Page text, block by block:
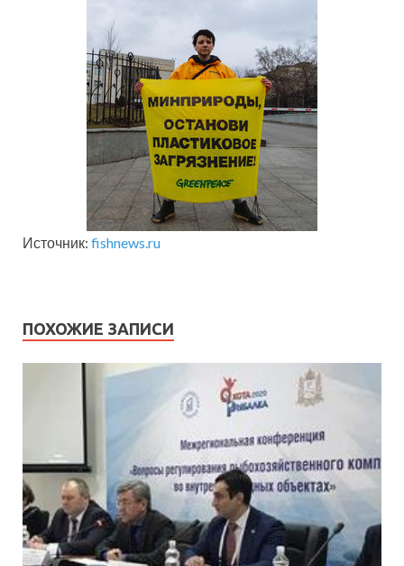
Источник: fishnews.ru
ПОХОЖИЕ ЗАПИСИ